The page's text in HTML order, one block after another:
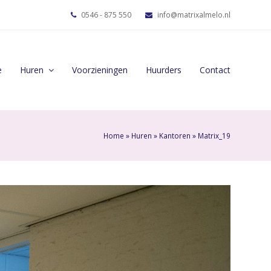
0546 - 875 550 info@matrixalmelo.nl
Huren Voorzieningen Huurders Contact
Home » Huren » Kantoren » Matrix_19